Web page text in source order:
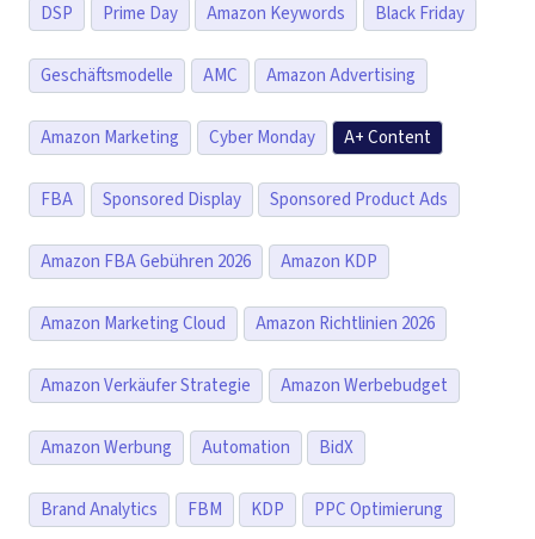
DSP Prime Day Amazon Keywords Black Friday
Geschäftsmodelle AMC Amazon Advertising
Amazon Marketing Cyber Monday A+ Content
FBA Sponsored Display Sponsored Product Ads
Amazon FBA Gebühren 2026 Amazon KDP
Amazon Marketing Cloud Amazon Richtlinien 2026
Amazon Verkäufer Strategie Amazon Werbebudget
Amazon Werbung Automation BidX
Brand Analytics FBM KDP PPC Optimierung